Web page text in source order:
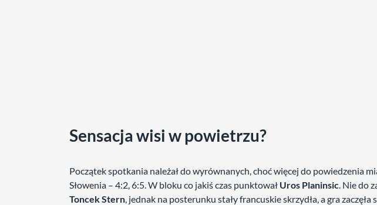
Sensacja wisi w powietrzu?
Początek spotkania należał do wyrównanych, choć więcej do powiedzenia
Słowenia – 4:2, 6:5. W bloku co jakiś czas punktował Uros Planinsic. Nie do
Toncek Stern, jednak na posterunku stały francuskie skrzydła, a gra